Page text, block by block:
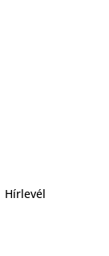
Hírlevél